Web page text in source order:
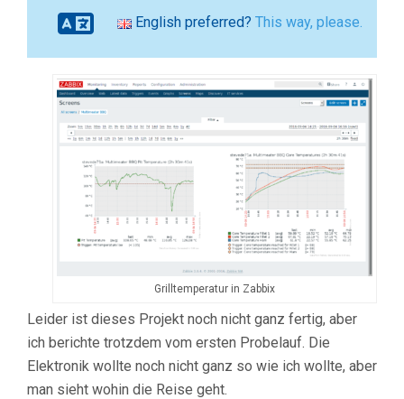
English preferred? This way, please.
Grilltemperatur in Zabbix
Leider ist dieses Projekt noch nicht ganz fertig, aber
ich berichte trotzdem vom ersten Probelauf. Die
Elektronik wollte noch nicht ganz so wie ich wollte, aber
man sieht wohin die Reise geht.